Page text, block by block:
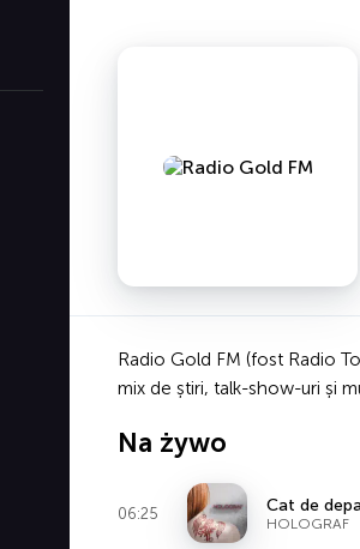
Radio Gold FM (fost Radio
mix de știri, talk-show-uri și
Na żywo
06:25 Cat de
HOLOGRAF